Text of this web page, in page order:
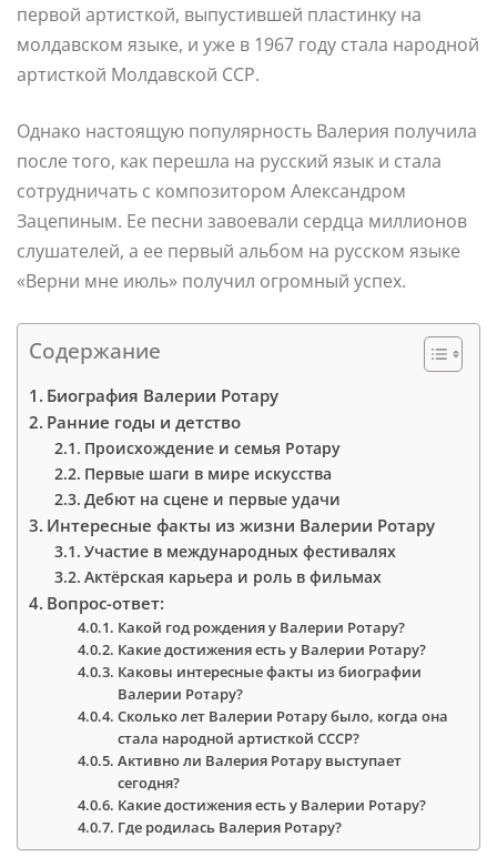
первой артисткой, выпустившей пластинку на
молдавском языке, и уже в 1967 году стала народной
артисткой Молдавской ССР.
Однако настоящую популярность Валерия получила
после того, как перешла на русский язык и стала
сотрудничать с композитором Александром
Зацепиным. Ее песни завоевали сердца миллионов
слушателей, а ее первый альбом на русском языке
«Верни мне июль» получил огромный успех.
Содержание
Биография Валерии Ротару
Ранние годы и детство
Происхождение и семья Ротару
Первые шаги в мире искусства
Дебют на сцене и первые удачи
Интересные факты из жизни Валерии Ротару
Участие в международных фестивалях
Актёрская карьера и роль в фильмах
Вопрос-ответ:
Какой год рождения у Валерии Ротару?
Какие достижения есть у Валерии Ротару?
Каковы интересные факты из биографии
Валерии Ротару?
Сколько лет Валерии Ротару было, когда она
стала народной артисткой СССР?
Активно ли Валерия Ротару выступает
сегодня?
Какие достижения есть у Валерии Ротару?
Где родилась Валерия Ротару?